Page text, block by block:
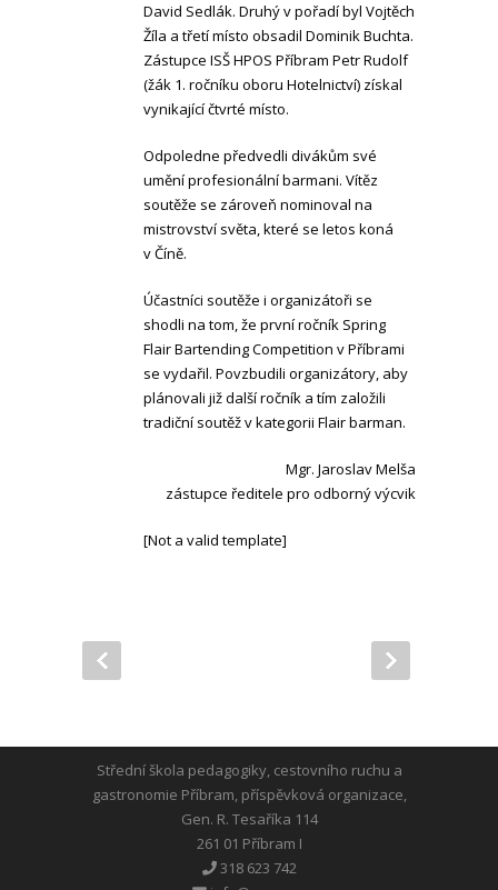
David Sedlák. Druhý v pořadí byl Vojtěch
Žíla a třetí místo obsadil Dominik Buchta.
Zástupce ISŠ HPOS Příbram Petr Rudolf
(žák 1. ročníku oboru Hotelnictví) získal
vynikající čtvrté místo.
Odpoledne předvedli divákům své
umění profesionální barmani. Vítěz
soutěže se zároveň nominoval na
mistrovství světa, které se letos koná
v Číně.
Účastníci soutěže i organizátoři se
shodli na tom, že první ročník Spring
Flair Bartending Competition v Příbrami
se vydařil. Povzbudili organizátory, aby
plánovali již další ročník a tím založili
tradiční soutěž v kategorii Flair barman.
Mgr. Jaroslav Melša
zástupce ředitele pro odborný výcvik
[Not a valid template]
Střední škola pedagogiky, cestovního ruchu a
gastronomie Příbram, příspěvková organizace,
Gen. R. Tesaříka 114
261 01 Příbram I
318 623 742